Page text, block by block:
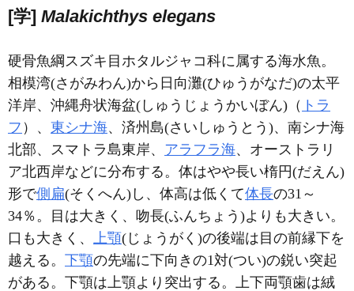
[学] Malakichthys elegans
硬骨魚綱スズキ目ホタルジャコ科に属する海水魚。
相模湾(さがみわん)から日向灘(ひゅうがなだ)の太平
洋岸、沖縄舟状海盆(しゅうじょうかいぼん)（ トラ
フ ）、 東シナ海、済州島(さいしゅうとう)、南シナ海
北部、スマトラ島東岸、 アラフラ海、オーストラリ
ア北西岸などに分布する。体はやや長い楕円(だえん)
形で側扁(そくへん)し、体高は低くて体長の31～
34％。目は大きく、吻長(ふんちょう)よりも大きい。
口も大きく、 上顎(じょうがく)の後端は目の前縁下を
越える。 下顎の先端に下向きの1対(つい)の鋭い突起
がある。下顎は上顎より突出する。上下両顎歯は絨